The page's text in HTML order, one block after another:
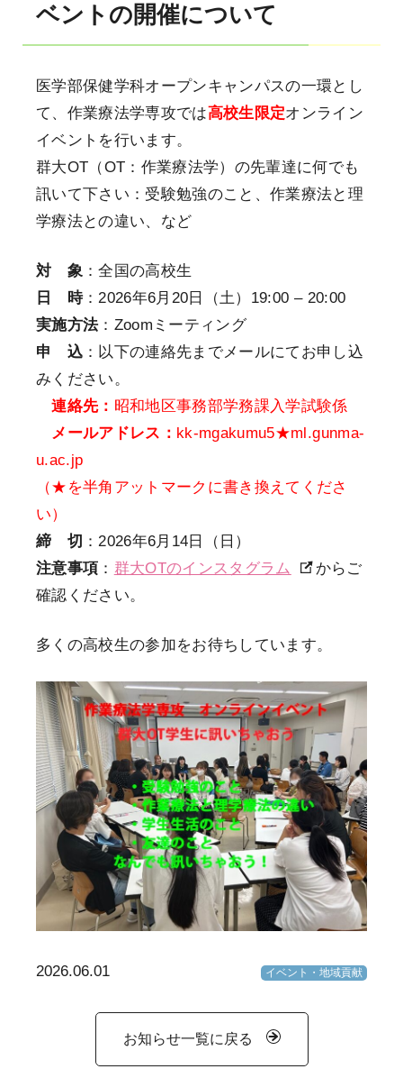
ベントの開催について
医学部保健学科オープンキャンパスの一環とし
て、作業療法学専攻では高校生限定オンライン
イベントを行います。
群大OT（OT：作業療法学）の先輩達に何でも
訊いて下さい：受験勉強のこと、作業療法と理
学療法との違い、など
対 象 ：全国の高校生
日 時：2026年6月20日（土）19:00 – 20:00
実施方法：Zoomミーティング
申 込 ：以下の連絡先までメールにてお申し込
みください。
連絡先： 昭和地区事務部学務課入学試験係
メールアドレス： kk-mgakumu5★ml.gunma-
u.ac.jp
（★を半角アットマークに書き換えてくださ
い）
締 切 ：2026年6月14日（日）
注意事項 ： 群大OTのインスタグラム
からご
確認ください。
多くの高校生の参加をお待ちしています。
2026.06.01 イベント・地域貢献
お知らせ一覧に戻る